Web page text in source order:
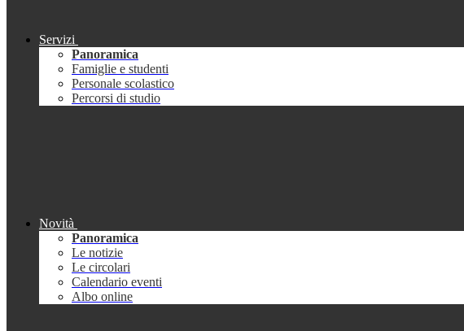
Servizi
Panoramica
Famiglie e studenti
Personale scolastico
Percorsi di studio
Novità
Panoramica
Le notizie
Le circolari
Calendario eventi
Albo online